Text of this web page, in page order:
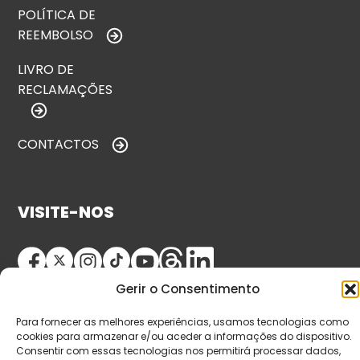
Gerir o Consentimento
Para fornecer as melhores experiências, usamos tecnologias como
cookies para armazenar e/ou aceder a informações do dispositivo.
Consentir com essas tecnologias nos permitirá processar dados,
POLÍTICA DE
REEMBOLSO
LIVRO DE
RECLAMAÇÕES
CONTACTOS
VISITE-NOS